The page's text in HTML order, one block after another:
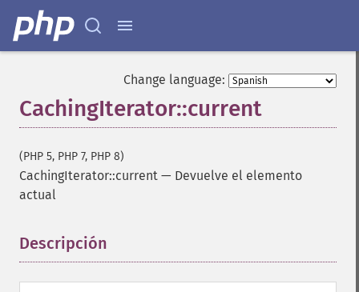
Change language:
CachingIterator::current
(PHP 5, PHP 7, PHP 8)
CachingIterator::current — Devuelve el elemento
actual
Descripción